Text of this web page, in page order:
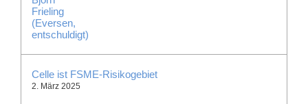
Celle ist FSME-Risikogebiet
2. März 2025